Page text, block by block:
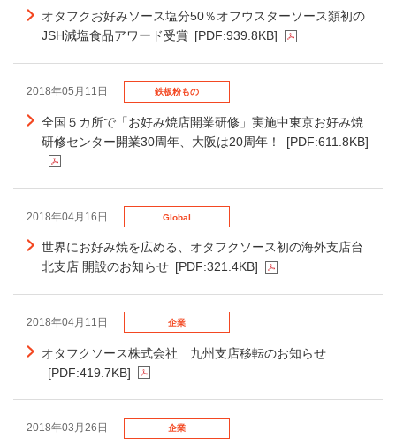
オタフクお好みソース塩分50％オフウスターソース類初の
JSH減塩食品アワード受賞 [PDF:939.8KB]
2018年05月11日 鉄板粉もの
全国５カ所で「お好み焼店開業研修」実施中東京お好み焼
研修センター開業30周年、大阪は20周年！
[PDF:611.8KB]
2018年04月16日 Global
世界にお好み焼を広める、オタフクソース初の海外支店台
北支店 開設のお知らせ [PDF:321.4KB]
2018年04月11日 企業
オタフクソース株式会社 九州支店移転のお知らせ
[PDF:419.7KB]
2018年03月26日 企業